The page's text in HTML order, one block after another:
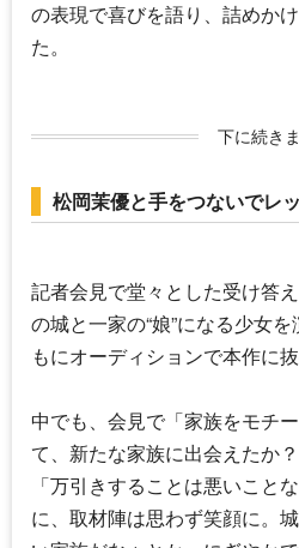
の表現で喜びを語り、詰めか
た。
下に続き
松岡茉優と手をつないでレ
記者会見で堂々とした受け答
の城と一家の“娘”になる少女
もにオーディションで本作に抜
中でも、会見で「家族をモチ
て、新たな家族に出会えたか
「万引きすることは悪いこと
に、取材陣は思わず笑顔に。